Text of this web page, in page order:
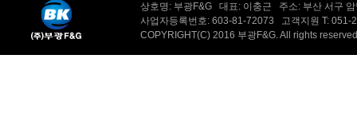
상호명: 부광F&G 대표: 이충근 주소: 부산 서구
사업자등록번호: 603-81-72073 고객지원 T:
COPYRIGHT(C) 2016 부광F&G. All rights